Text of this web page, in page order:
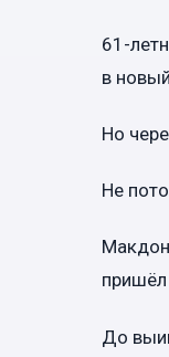
61-
в
Но
Не
пришёл
До